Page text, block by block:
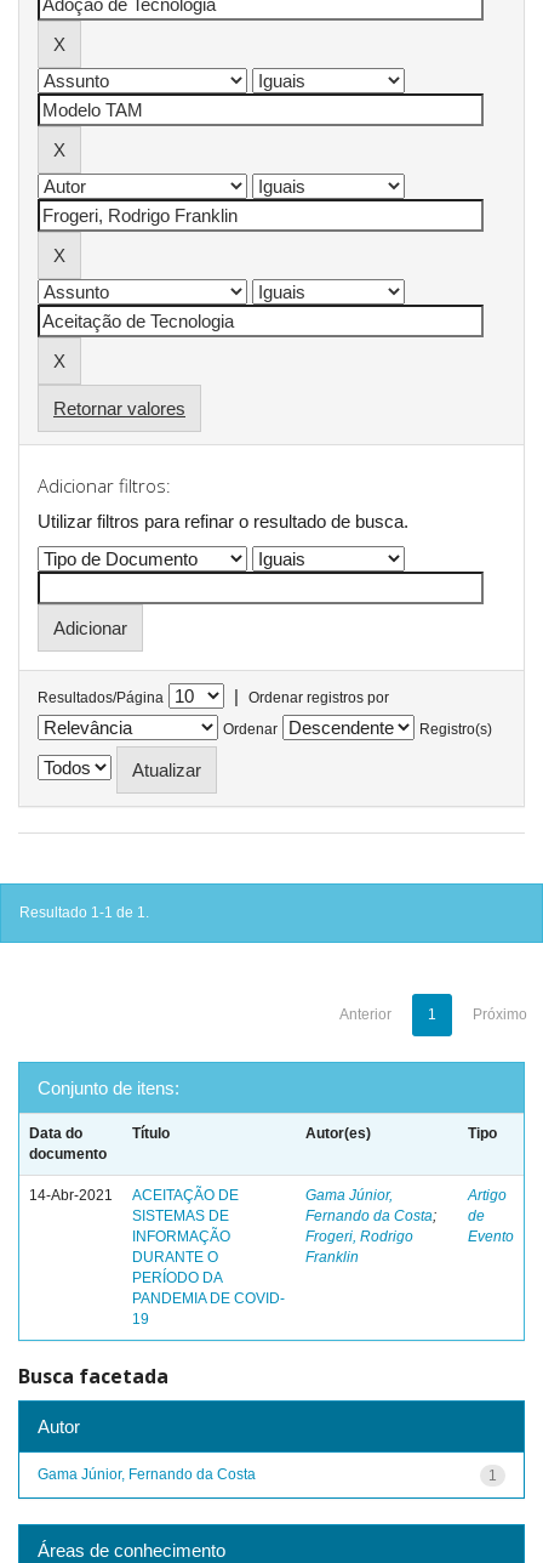
Retornar valores
Adicionar filtros:
Utilizar filtros para refinar o resultado de busca.
Resultados/Página |
Ordenar registros por
Ordenar
Registro(s)
Resultado 1-1 de 1.
Anterior 1 Próximo
Conjunto de itens:
Data do
documento
Título Autor(es) Tipo
14-Abr-2021
ACEITAÇÃO DE
SISTEMAS DE
INFORMAÇÃO
DURANTE O
PERÍODO DA
PANDEMIA DE COVID-
19
Gama Júnior,
Fernando da Costa;
Frogeri, Rodrigo
Franklin
Artigo
de
Evento
Busca facetada
Autor
1
Gama Júnior, Fernando da Costa
Áreas de conhecimento